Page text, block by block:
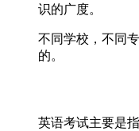
识的广度。
不同学校，不同
的。
英语考试主要是